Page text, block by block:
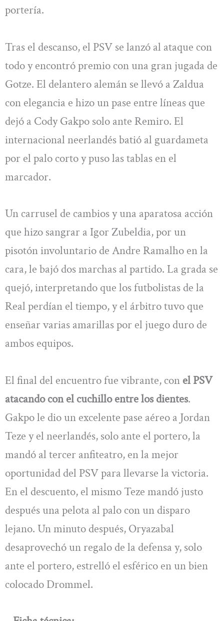
portería.
Tras el descanso, el PSV se lanzó al ataque con
todo y encontró premio con una gran jugada de
Gotze. El delantero alemán se llevó a Zaldua
con elegancia e hizo un pase entre líneas que
dejó a Cody Gakpo solo ante Remiro. El
internacional neerlandés batió al guardameta
por el palo corto y puso las tablas en el
marcador.
Un carrusel de cambios y una aparatosa acción
que hizo sangrar a Igor Zubeldia, por un
pisotón involuntario de Andre Ramalho en la
cara, le bajó dos marchas al partido. La grada se
quejó, interpretando que los futbolistas de la
Real perdían el tiempo, y el árbitro tuvo que
enseñar varias amarillas por el juego duro de
ambos equipos.
El final del encuentro fue vibrante, con el PSV
atacando con el cuchillo entre los dientes.
Gakpo le dio un excelente pase aéreo a Jordan
Teze y el neerlandés, solo ante el portero, la
mandó al tercer anfiteatro, en la mejor
oportunidad del PSV para llevarse la victoria.
En el descuento, el mismo Teze mandó justo
después una pelota al palo con un disparo
lejano. Un minuto después, Oryazabal
desaprovechó un regalo de la defensa y, solo
ante el portero, estrelló el esférico en un bien
colocado Drommel.